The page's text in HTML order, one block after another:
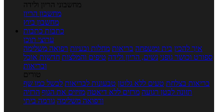
מחשבוני הריון ולידה
מחשבון הריון
מחשבון ביוץ
כתבות כתבות
ערוצי תוכן
איך להכין בית ומשפחה בריאות מחלות ובעיות רפואה משלימה
ספורט וכושר גופני נשים, הריון ולידה טיפים והמלצות חדשות אוכל
ובריאות
טורים
בריאות בצלחת טעים ללא גלוטן טבעונות לבריאות לבשל כמו שף
תזונה לבטן רגועה מרזים ללא דיאטה מזיזים את הגוף הרזיה
ורפואה משלימה גורמה ביתי